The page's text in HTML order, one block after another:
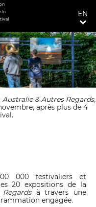
EN
Australie & Autres Regards,
après plus de 4
000 festivaliers et
20 expositions de la
à travers une
engagée.